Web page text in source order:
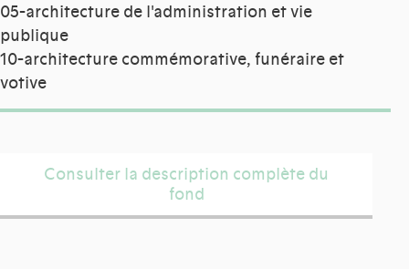
05-architecture de l'administration et vie
publique
10-architecture commémorative, funéraire et
votive
Consulter la description complète du
fond